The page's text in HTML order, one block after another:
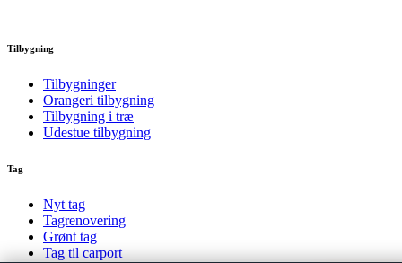
Tilbygning
Tilbygninger
Orangeri tilbygning
Tilbygning i træ
Udestue tilbygning
Tag
Nyt tag
Tagrenovering
Grønt tag
Tag til carport